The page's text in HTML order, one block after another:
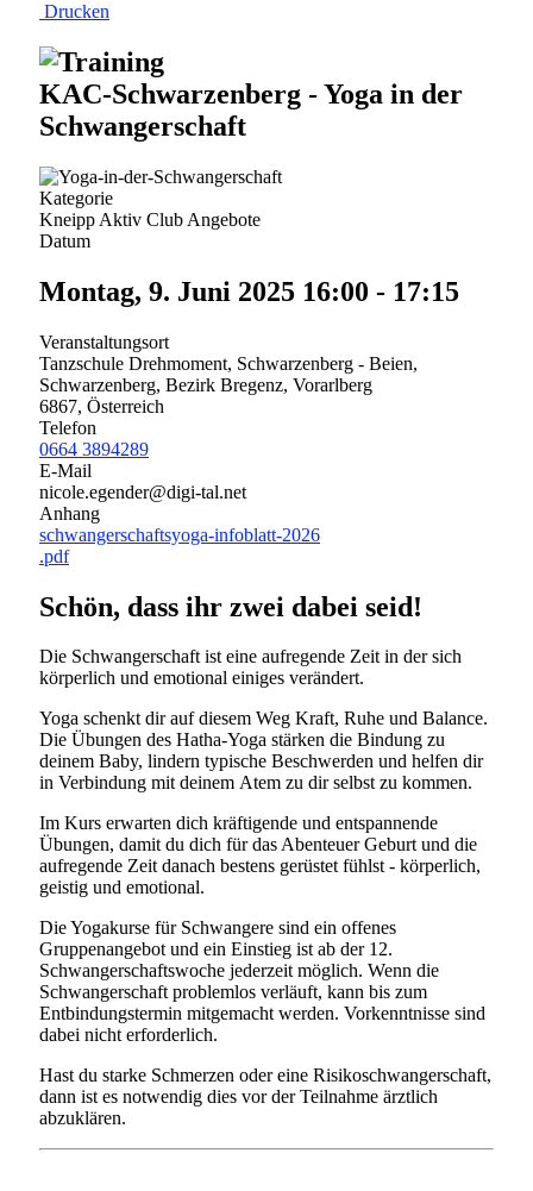
Drucken
KAC-Schwarzenberg - Yoga in der
Schwangerschaft
Kategorie
Kneipp Aktiv Club Angebote
Datum
Montag, 9. Juni 2025 16:00 - 17:15
Veranstaltungsort
Tanzschule Drehmoment, Schwarzenberg - Beien,
Schwarzenberg, Bezirk Bregenz, Vorarlberg
6867, Österreich
Telefon
0664 3894289
E-Mail
nicole.egender@digi-tal.net
Anhang
schwangerschaftsyoga-infoblatt-2026
.pdf
Schön, dass ihr zwei dabei seid!
Die Schwangerschaft ist eine aufregende Zeit in der sich
körperlich und emotional einiges verändert.
Yoga schenkt dir auf diesem Weg Kraft, Ruhe und Balance.
Die Übungen des Hatha-Yoga stärken die Bindung zu
deinem Baby, lindern typische Beschwerden und helfen dir
in Verbindung mit deinem Atem zu dir selbst zu kommen.
Im Kurs erwarten dich kräftigende und entspannende
Übungen, damit du dich für das Abenteuer Geburt und die
aufregende Zeit danach bestens gerüstet fühlst - körperlich,
geistig und emotional.
Die Yogakurse für Schwangere sind ein offenes
Gruppenangebot und ein Einstieg ist ab der 12.
Schwangerschaftswoche jederzeit möglich. Wenn die
Schwangerschaft problemlos verläuft, kann bis zum
Entbindungstermin mitgemacht werden. Vorkenntnisse sind
dabei nicht erforderlich.
Hast du starke Schmerzen oder eine Risikoschwangerschaft,
dann ist es notwendig dies vor der Teilnahme ärztlich
abzuklären.